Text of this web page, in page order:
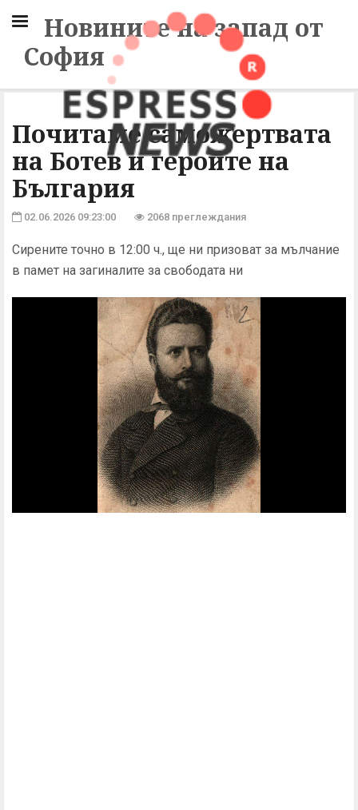
Новините на запад от
София
Почитаме саможертвата
на Ботев и героите на
България
02.06.2026 09:23:00 2068 преглеждания
Сирените точно в 12:00 ч., ще ни призоват за мълчание
в памет на загиналите за свободата ни